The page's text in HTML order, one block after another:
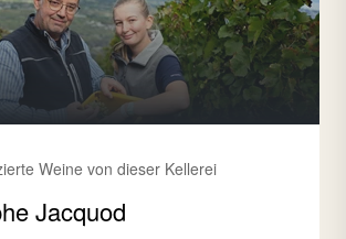
Weine von dieser Kellerei
Jacquod